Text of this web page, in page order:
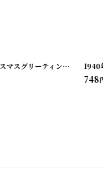
[210928-5] 1940年代 クリスマスグリーティング ビンテージカード
748